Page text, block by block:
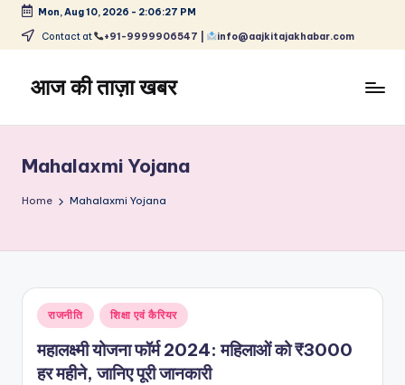
Skip
content
Mon, Aug 10, 2026 - 2:06:27 PM
Contact at +91-9999906547 | info@aajkitajakhabar.com
आज की ताज़ा खबर
ताज़ा
समाचार
–
और
विश्व
Mahalaxmi Yojana
Home Mahalaxmi Yojana
Posted
in
राजनीति शिक्षा एवं कैरियर
महालक्ष्मी योजना फॉर्म 2024: महिलाओं को ₹3000
हर महीने, जानिए पूरी जानकारी